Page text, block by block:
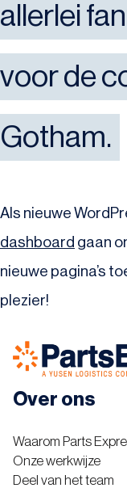
allerlei
voor de
Gotham.
Als nieuwe
dashboard gaan
nieuwe pagina’s
plezier!
Over ons
Waarom Parts
Onze werkwijze
Deel van het team